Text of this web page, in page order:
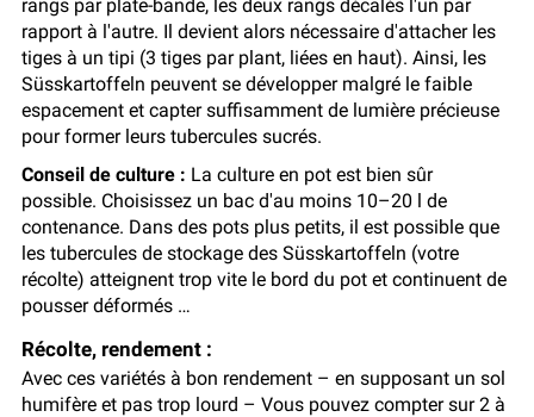
rangs par plate-bande, les deux rangs décalés l'un par
rapport à l'autre. Il devient alors nécessaire d'attacher les
tiges à un tipi (3 tiges par plant, liées en haut). Ainsi, les
Süsskartoffeln peuvent se développer malgré le faible
espacement et capter suffisamment de lumière précieuse
pour former leurs tubercules sucrés.
Conseil de culture : La culture en pot est bien sûr
possible. Choisissez un bac d'au moins 10–20 l de
contenance. Dans des pots plus petits, il est possible que
les tubercules de stockage des Süsskartoffeln (votre
récolte) atteignent trop vite le bord du pot et continuent de
pousser déformés …
Récolte, rendement :
Avec ces variétés à bon rendement – en supposant un sol
humifère et pas trop lourd – Vous pouvez compter sur 2 à